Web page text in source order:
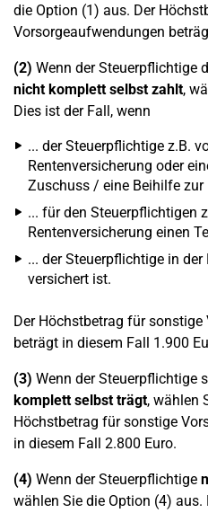
die Option (1) aus. Der
Vorsorgeaufwendungen
(2) Wenn der Steuerpflichtige
nicht komplett selbst zahlt,
Dies ist der Fall, wenn
... der Steuerpflichtige z.B.
Rentenversicherung oder
Zuschuss / eine Beihilfe zur
... für den Steuerpflichtigen
Rentenversicherung einen
... der Steuerpflichtige in
versichert ist.
Der Höchstbetrag für
beträgt in diesem Fall 1.900
(3) Wenn der Steuerpflichtige
komplett selbst trägt, wählen
Höchstbetrag für sonstige
in diesem Fall 2.800 Euro.
(4) Wenn der Steuerpflichtige
wählen Sie die Option (4)